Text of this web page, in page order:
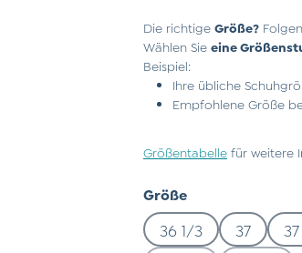
Die richtige Größe?
Wählen Sie eine
Beispiel:
Ihre übliche
Empfohlene Größe
Größentabelle für weitere
Größeauswählen
36 1/3 37